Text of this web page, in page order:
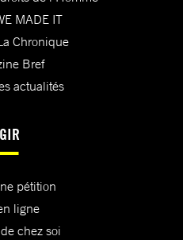
MADE IT
Chronique
Bref
actualités
pétition
ligne
chez soi